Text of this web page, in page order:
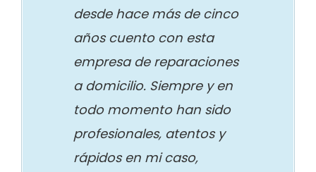
desde hace más de cinco
años cuento con esta
empresa de reparaciones
a domicilio. Siempre y en
todo momento han sido
profesionales, atentos y
rápidos en mi caso,